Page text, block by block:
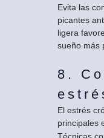
Evita las
picantes
ligera
sueño más
8.
El estrés
principales
Técnicas